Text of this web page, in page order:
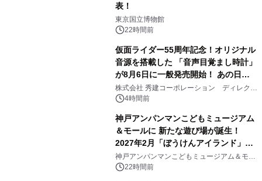
表！
東京国立博物館
22時間前
仮面ライダー55周年記念！オリジナル
音源を搭載した 「音声目覚まし時計」
が8月6日に一般発売開始！ あの日の
大興奮が今甦る
株式会社 秀建コーポレーション ディレクト
アートギャラリー
4時間前
神戸アンパンマンこどもミュージアム
＆モールに 新たな遊び場が誕生！
2027年2月「ぼうけんアイランド」が
オープン
神戸アンパンマンこどもミュージアム＆モー
ル 22時間前